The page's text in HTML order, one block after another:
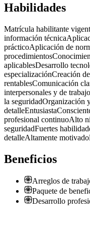
Habilidades
Matrícula habilitante
información técnica
prácticoAplicación de
procedimientos
aplicablesDesarrollo
especializaciónCreación
rentablesComunicación
interpersonales y de
la seguridadOrganización
detalleEntusiasta
profesional continuoAlto
seguridadFuertes
detalleAltamente motivado
Beneficios
Arreglos de
Paquete de
Desarrollo